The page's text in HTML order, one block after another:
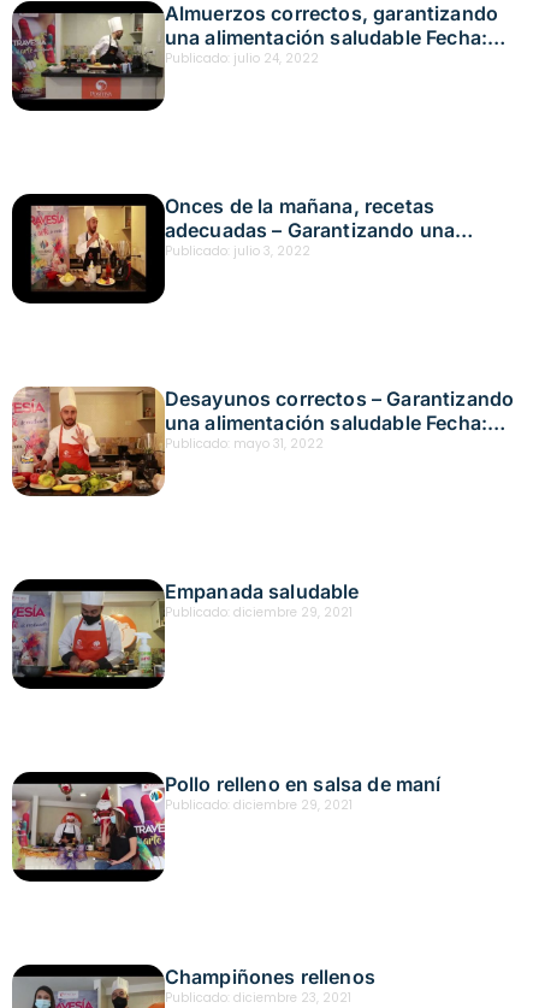
Almuerzos correctos, garantizando
una alimentación saludable Fecha:
julio 16, 2022
Publicado: julio 24, 2022
Onces de la mañana, recetas
adecuadas – Garantizando una
alimentación saludable
Publicado: julio 3, 2022
Desayunos correctos – Garantizando
una alimentación saludable Fecha:
mayo 21, 2022
Publicado: mayo 31, 2022
Empanada saludable
Publicado: diciembre 29, 2021
Pollo relleno en salsa de maní
Publicado: diciembre 29, 2021
Champiñones rellenos
Publicado: diciembre 23, 2021